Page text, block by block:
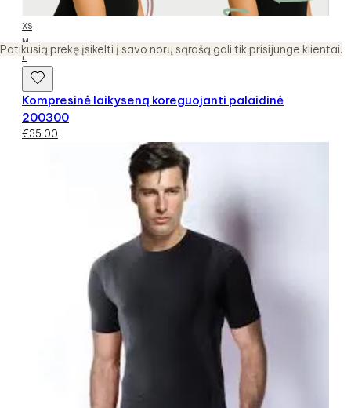
Patikusią prekę įsikelti į savo norų sąrašą gali tik prisijunge klientai.
XS
M
L
Kompresinė laikyseną koreguojanti palaidinė
200300
€35.00